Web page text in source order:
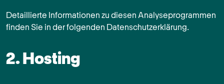
Detaillierte Informationen zu diesen Analyseprogrammen
finden Sie in der folgenden Datenschutzerklärung.
2. Hosting